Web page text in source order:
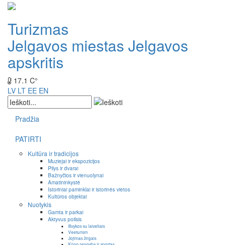
Turizmas
Jelgavos miestas Jelgavos
apskritis
17.1 C°
LV LT EE EN
Pradžia
PATIRTI
Kultūra ir tradicijos
Muziejai ir ekspozicijos
Pilys ir dvarai
Bažnyčios ir vienuolynai
Amatininkystė
Istoriniai paminklai ir istorinės vietos
Kultūros objektai
Nuotykis
Gamta ir parkai
Aktyvus poilsis
Išvykos su laiveliais
Veeturism
Jojimas žirgais